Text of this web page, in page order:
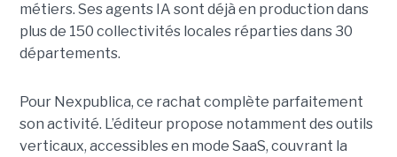
métiers. Ses agents IA sont déjà en production dans
plus de 150 collectivités locales réparties dans 30
départements.
Pour Nexpublica, ce rachat complète parfaitement
son activité. L’éditeur propose notamment des outils
verticaux, accessibles en mode SaaS, couvrant la